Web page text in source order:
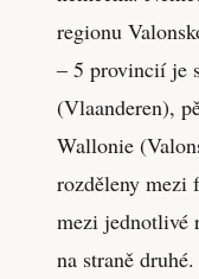
regionu
– 5 provincií je
(Vlaanderen),
Wallonie
rozděleny mezi
mezi jednotlivé
na straně